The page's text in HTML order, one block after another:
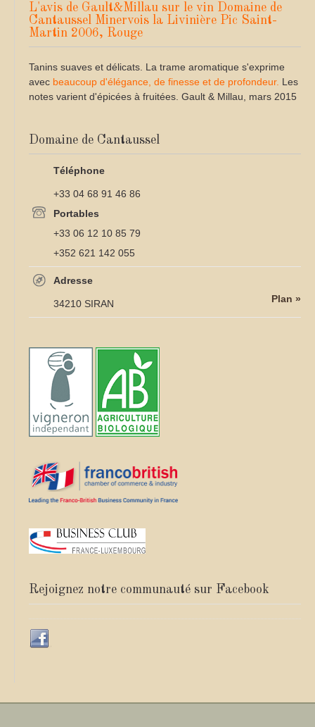
L'avis de Gault&Millau sur le vin Domaine de
Cantaussel Minervois la Livinière Pic Saint-
Martin 2006, Rouge
Tanins suaves et délicats. La trame aromatique s'exprime
avec beaucoup d'élégance, de finesse et de profondeur. Les
notes varient d'épicées à fruitées. Gault & Millau, mars 2015
Domaine de Cantaussel
Téléphone
+33 04 68 91 46 86
Portables
+33 06 12 10 85 79
+352 621 142 055
Adresse
34210 SIRAN Plan »
Rejoignez notre communauté sur Facebook